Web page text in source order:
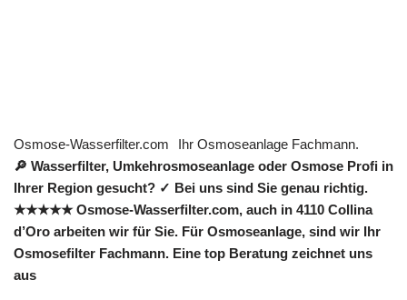
Osmose-Wasserfilter.com
Ihr Osmoseanlage Fachmann.
🔎 Wasserfilter, Umkehrosmoseanlage oder Osmose Profi in
Ihrer Region gesucht? ✓ Bei uns sind Sie genau richtig.
★★★★★ Osmose-Wasserfilter.com, auch in 4110 Collina
d’Oro arbeiten wir für Sie. Für Osmoseanlage, sind wir Ihr
Osmosefilter Fachmann. Eine top Beratung zeichnet uns
aus